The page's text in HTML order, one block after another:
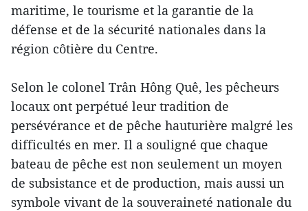
maritime, le tourisme et la garantie de la
défense et de la sécurité nationales dans la
région côtière du Centre.
Selon le colonel Trân Hông Quê, les pêcheurs
locaux ont perpétué leur tradition de
persévérance et de pêche hauturière malgré les
difficultés en mer. Il a souligné que chaque
bateau de pêche est non seulement un moyen
de subsistance et de production, mais aussi un
symbole vivant de la souveraineté nationale du